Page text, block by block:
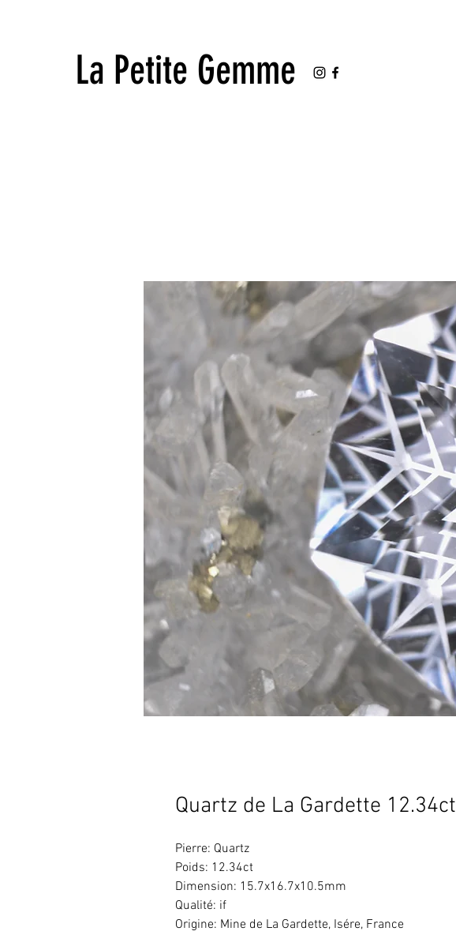
La Petite Gemme
La Petite Gemme
Quartz de La Gardette 12.34ct
Pierre: Quartz
Poids: 12.34ct
Dimension: 15.7x16.7x10.5mm
Qualité: if
Origine: Mine de La Gardette, Isére, France